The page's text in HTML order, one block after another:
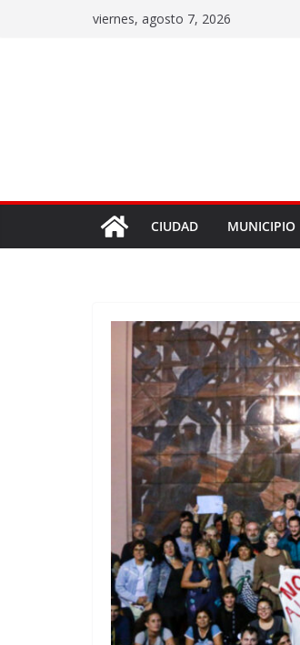
viernes, agosto 7, 2026
CIUDAD MUNICIPIO